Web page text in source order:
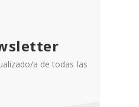
a de todas las